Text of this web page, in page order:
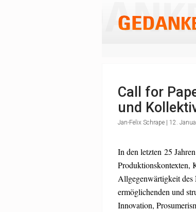
Call for
und
Jan-Felix Schrape | 12.
In den letzten 25
Produktionskontexten,
Allgegenwärtigkeit des
ermöglichenden und
Innovation,